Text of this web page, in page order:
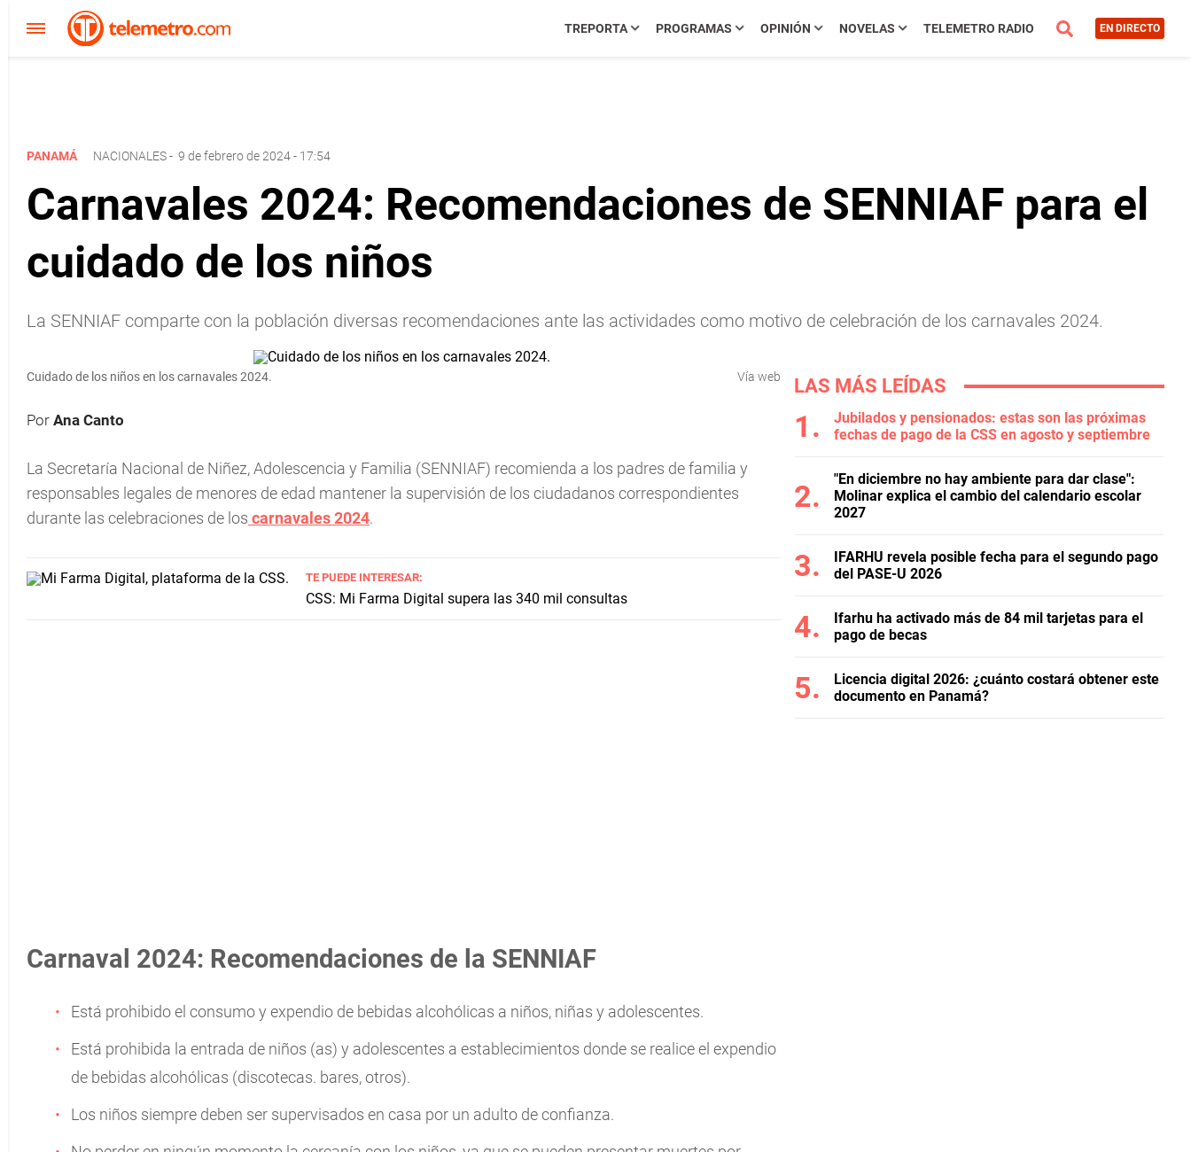
TREPORTA PROGRAMAS OPINIÓN NOVELAS TELEMETRO RADIO EN DIRECTO
PANAMÁ NACIONALES- 9 de febrero de 2024 - 17:54
Carnavales 2024: Recomendaciones de SENNIAF para el
cuidado de los niños
La SENNIAF comparte con la población diversas recomendaciones ante las actividades como motivo de celebración de los carnavales 2024.
Cuidado de los niños en los carnavales 2024. Vía web
Por Ana Canto
La Secretaría Nacional de Niñez, Adolescencia y Familia (SENNIAF) recomienda a los padres de familia y
responsables legales de menores de edad mantener la supervisión de los ciudadanos correspondientes
durante las celebraciones de los carnavales 2024.
TE PUEDE INTERESAR:
CSS: Mi Farma Digital supera las 340 mil consultas
Carnaval 2024: Recomendaciones de la SENNIAF
Está prohibido el consumo y expendio de bebidas alcohólicas a niños, niñas y adolescentes.
Está prohibida la entrada de niños (as) y adolescentes a establecimientos donde se realice el expendio
de bebidas alcohólicas (discotecas. bares, otros).
Los niños siempre deben ser supervisados en casa por un adulto de confianza.
LAS MÁS LEÍDAS
Jubilados y pensionados: estas son las próximas
fechas de pago de la CSS en agosto y septiembre
"En diciembre no hay ambiente para dar clase":
Molinar explica el cambio del calendario escolar
2027
IFARHU revela posible fecha para el segundo pago
del PASE-U 2026
Ifarhu ha activado más de 84 mil tarjetas para el
pago de becas
Licencia digital 2026: ¿cuánto costará obtener este
documento en Panamá?